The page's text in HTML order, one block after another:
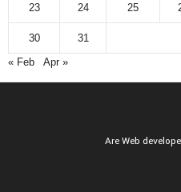
23 24 25
30
31
« Feb
Apr »
Are Web